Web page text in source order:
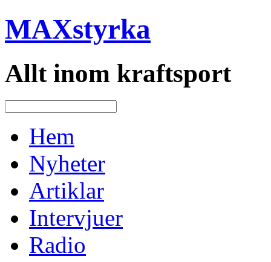
MAXstyrka
Allt inom kraftsport
Hem
Nyheter
Artiklar
Intervjuer
Radio